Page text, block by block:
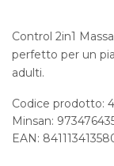
Control 2in1
perfetto per un
adulti.
Codice prodotto:
Minsan:
EAN: